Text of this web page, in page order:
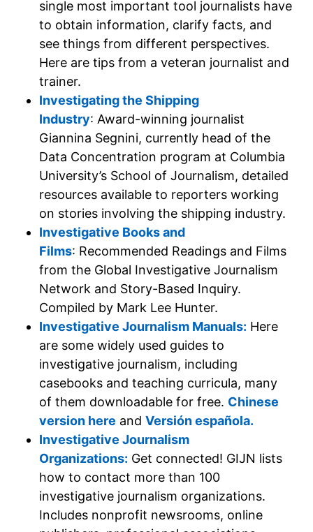
single most important tool journalists have
to obtain information, clarify facts, and
see things from different perspectives.
Here are tips from a veteran journalist and
trainer.
Investigating the Shipping
Industry: Award-winning journalist
Giannina Segnini, currently head of the
Data Concentration program at Columbia
University’s School of Journalism, detailed
resources available to reporters working
on stories involving the shipping industry.
Investigative Books and
Films: Recommended Readings and Films
from the Global Investigative Journalism
Network and Story-Based Inquiry.
Compiled by Mark Lee Hunter.
Investigative Journalism Manuals: Here
are some widely used guides to
investigative journalism, including
casebooks and teaching curricula, many
of them downloadable for free. Chinese
version here and Versión española.
Investigative Journalism
Organizations: Get connected! GIJN lists
how to contact more than 100
investigative journalism organizations.
Includes nonprofit newsrooms, online